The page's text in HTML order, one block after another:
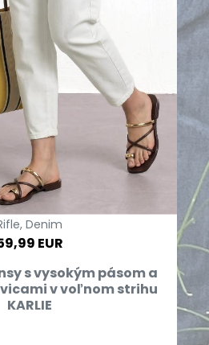
Denim
EUR
s vysokým pásom a
v voľnom strihu
KARLIE